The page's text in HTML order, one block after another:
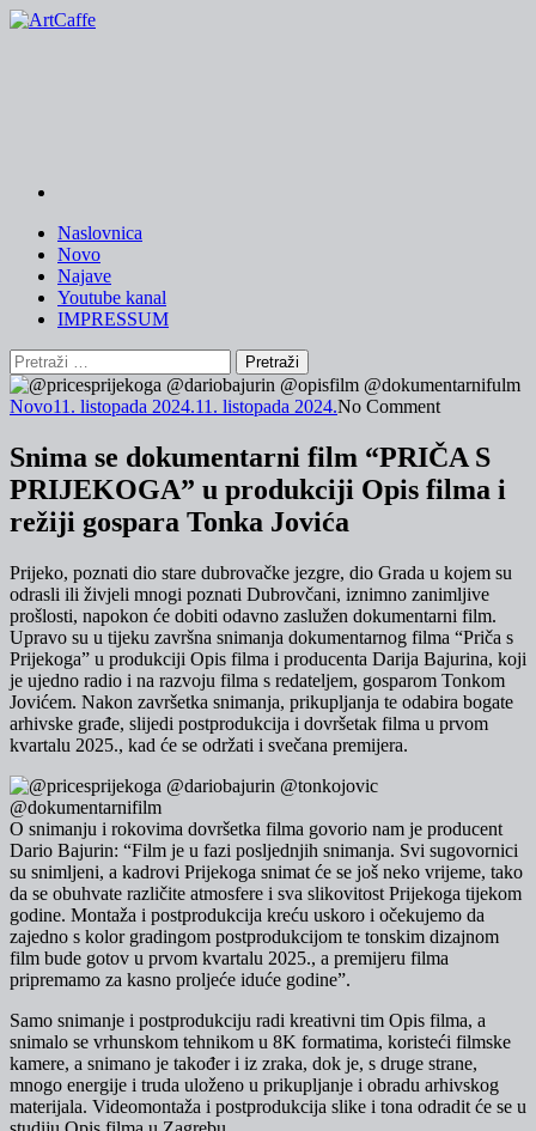
Skip
Naslovnica
Novo
Najave
Youtube kanal
IMPRESSUM
Pretraži:
Novo11. listopada 2024.11. listopada 2024.No Comment
Snima se dokumentarni film “PRIČA S
PRIJEKOGA” u produkciji Opis filma i
režiji gospara Tonka Jovića
Prijeko, poznati dio stare dubrovačke jezgre, dio Grada u kojem su
odrasli ili živjeli mnogi poznati Dubrovčani, iznimno zanimljive
prošlosti, napokon će dobiti odavno zaslužen dokumentarni film.
Upravo su u tijeku završna snimanja dokumentarnog filma “Priča s
Prijekoga” u produkciji Opis filma i producenta Darija Bajurina, koji
je ujedno radio i na razvoju filma s redateljem, gosparom Tonkom
Jovićem. Nakon završetka snimanja, prikupljanja te odabira bogate
arhivske građe, slijedi postprodukcija i dovršetak filma u prvom
kvartalu 2025., kad će se održati i svečana premijera.
O snimanju i rokovima dovršetka filma govorio nam je producent
Dario Bajurin: “Film je u fazi posljednjih snimanja. Svi sugovornici
su snimljeni, a kadrovi Prijekoga snimat će se još neko vrijeme, tako
da se obuhvate različite atmosfere i sva slikovitost Prijekoga tijekom
godine. Montaža i postprodukcija kreću uskoro i očekujemo da
zajedno s kolor gradingom postprodukcijom te tonskim dizajnom
film bude gotov u prvom kvartalu 2025., a premijeru filma
pripremamo za kasno proljeće iduće godine”.
Samo snimanje i postprodukciju radi kreativni tim Opis filma, a
snimalo se vrhunskom tehnikom u 8K formatima, koristeći filmske
kamere, a snimano je također i iz zraka, dok je, s druge strane,
mnogo energije i truda uloženo u prikupljanje i obradu arhivskog
materijala. Videomontaža i postprodukcija slike i tona odradit će se u